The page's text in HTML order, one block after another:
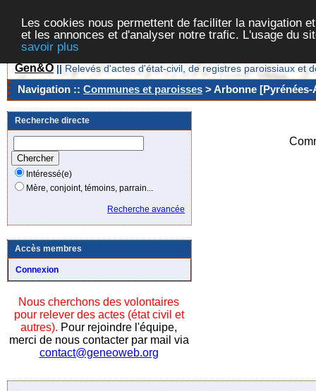
Les cookies nous permettent de faciliter la navigation
et les annonces et d'analyser notre trafic. L'usage du
savoir plus
Gen&O || Relevés d'actes d'état-civil, de registres paroissiaux et
Navigation :: Communes et paroisses > Arbonne
Recherche directe
Intéressé(e)
Mère, conjoint, témoins, parrain...
Recherche avancée
Accès membres
Connexion
Nous cherchons des volontaires
pour relever des actes (état civil et
autres). Pour rejoindre l'équipe,
merci de nous contacter par mail via
contact@geneoweb.org